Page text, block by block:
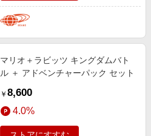
マリオ＋ラビッツ キングダムバト
ル ＋ アドベンチャーパック セット
￥ 8,600
4.0%